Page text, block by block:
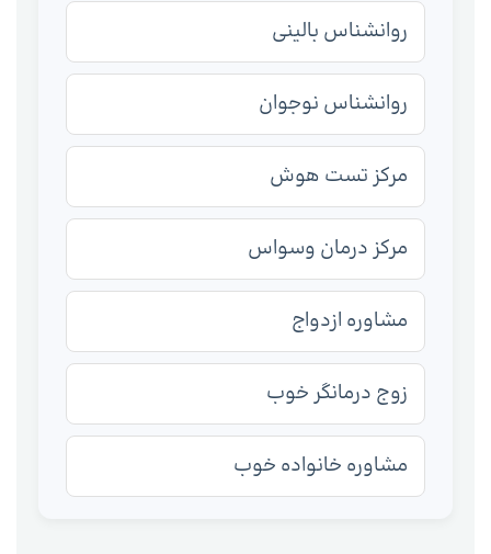
روانشناس بالینی
روانشناس نوجوان
مرکز تست هوش
مرکز درمان وسواس
مشاوره ازدواج
زوج درمانگر خوب
مشاوره خانواده خوب